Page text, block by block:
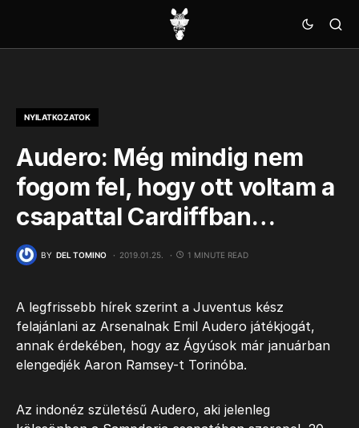
NYILATKOZATOK
Audero: Még mindig nem
fogom fel, hogy ott voltam a
csapattal Cardiffban…
BY DEL TOMINO 2019.01.25. 1 MINUTE READ
A legfrissebb hírek szerint a Juventus kész
felajánlani az Arsenalnak Emil Audero játékjogát,
annak érdekében, hogy az Ágyúsok már januárban
elengedjék Aaron Ramsey-t Torinóba.
Az indonéz születésű Audero, aki jelenleg